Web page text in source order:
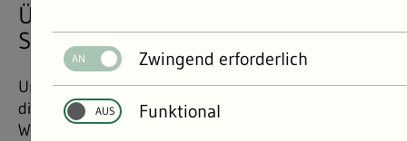
Überwachung der äußeren
Strahlenbelastung
Um die Bevölkerung vor Strahlung zu schützen, wird
die äußere Strahlenbelastung in Baden-
Württemberg dauernd überwacht. Die Messwerte
Zwingend erforderlich
Funktional